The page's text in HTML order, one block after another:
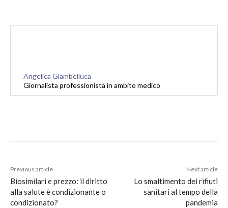
Angelica Giambelluca
Giornalista professionista in ambito medico
Previous article
Biosimilari e prezzo: il diritto
alla salute è condizionante o
condizionato?
Next article
Lo smaltimento dei rifiuti
sanitari al tempo della
pandemia